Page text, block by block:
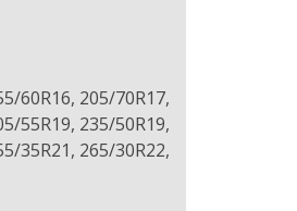
60R16, 205/70R17,
55R19, 235/50R19,
35R21, 265/30R22,